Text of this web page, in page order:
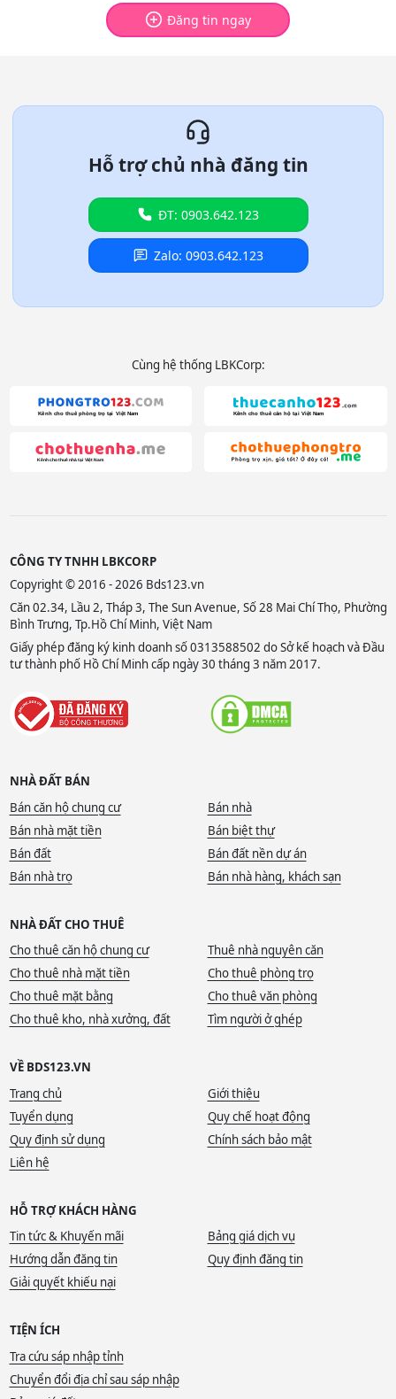
Đăng tin ngay
Hỗ trợ chủ nhà đăng tin
ĐT: 0903.642.123
Zalo: 0903.642.123
Cùng hệ thống LBKCorp:
CÔNG TY TNHH LBKCORP
Copyright © 2016 - 2026 Bds123.vn
Căn 02.34, Lầu 2, Tháp 3, The Sun Avenue, Số 28 Mai Chí Thọ, Phường
Bình Trưng, Tp.Hồ Chí Minh, Việt Nam
Giấy phép đăng ký kinh doanh số 0313588502 do Sở kế hoạch và Đầu
tư thành phố Hồ Chí Minh cấp ngày 30 tháng 3 năm 2017.
NHÀ ĐẤT BÁN
Bán căn hộ chung cư
Bán nhà
Bán nhà mặt tiền
Bán biệt thự
Bán đất
Bán đất nền dự án
Bán nhà trọ
Bán nhà hàng, khách sạn
NHÀ ĐẤT CHO THUÊ
Cho thuê căn hộ chung cư
Thuê nhà nguyên căn
Cho thuê nhà mặt tiền
Cho thuê phòng trọ
Cho thuê mặt bằng
Cho thuê văn phòng
Cho thuê kho, nhà xưởng, đất
Tìm người ở ghép
VỀ BDS123.VN
Trang chủ
Giới thiệu
Tuyển dụng
Quy chế hoạt động
Quy định sử dụng
Chính sách bảo mật
Liên hệ
HỖ TRỢ KHÁCH HÀNG
Tin tức & Khuyến mãi
Bảng giá dịch vụ
Hướng dẫn đăng tin
Quy định đăng tin
Giải quyết khiếu nại
TIỆN ÍCH
Tra cứu sáp nhập tỉnh
Chuyển đổi địa chỉ sau sáp nhập